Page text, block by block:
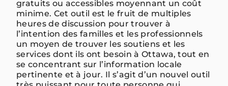
gratuits ou accessibles moyennant un coût
minime. Cet outil est le fruit de multiples
heures de discussion pour trouver à
l’intention des familles et les professionnels
un moyen de trouver les soutiens et les
services dont ils ont besoin à Ottawa, tout en
se concentrant sur l’information locale
pertinente et à jour. Il s’agit d’un nouvel outil